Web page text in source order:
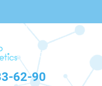
10:00 до 20:00
62-90